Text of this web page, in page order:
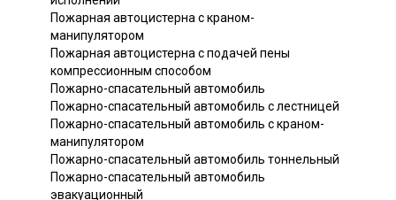
Пожарная автоцистерна с краном-
манипулятором
Пожарная автоцистерна с подачей пены
компрессионным способом
Пожарно-спасательный автомобиль
Пожарно-спасательный автомобиль с лестницей
Пожарно-спасательный автомобиль с краном-
манипулятором
Пожарно-спасательный автомобиль тоннельный
Пожарно-спасательный автомобиль
эвакуационный